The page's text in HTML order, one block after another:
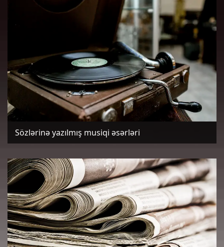
Sözlərinə yazılmış musiqi əsərləri